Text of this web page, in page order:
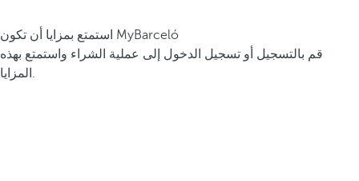
استمتع بمزايا أن تكون MyBarceló
قم بالتسجيل أو تسجيل الدخول إلى عملية الشراء واستمتع بهذه
المزايا.